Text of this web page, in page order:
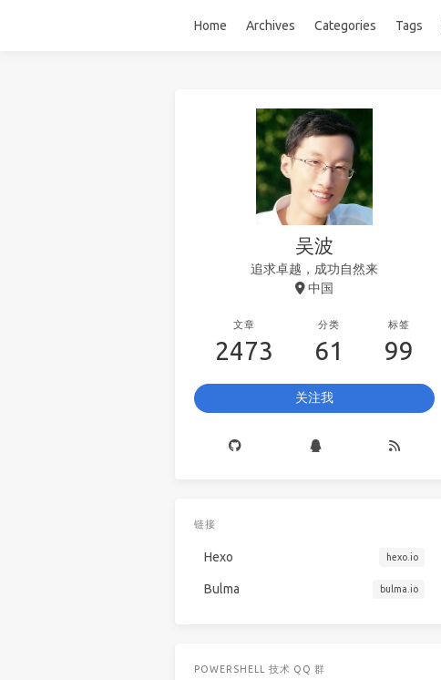
Home Archives Categories Tags
吴波
追求卓越，成功自然来
中国
文章
2473
分类
61
标签
99
关注我
链接
Hexo hexo.io
Bulma bulma.io
POWERSHELL 技术 QQ 群